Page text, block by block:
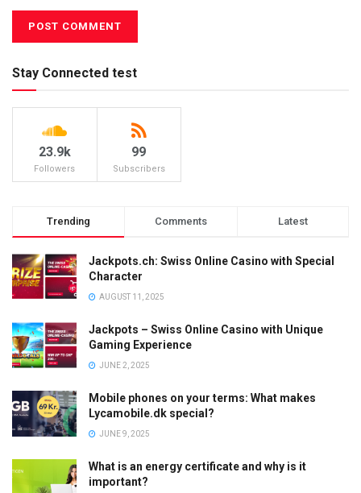
Stay Connected test
23.9k
Followers
99
Subscribers
Trending Comments Latest
Jackpots.ch: Swiss Online Casino with Special
Character
AUGUST 11, 2025
Jackpots – Swiss Online Casino with Unique
Gaming Experience
JUNE 2, 2025
Mobile phones on your terms: What makes
Lycamobile.dk special?
JUNE 9, 2025
What is an energy certificate and why is it
important?